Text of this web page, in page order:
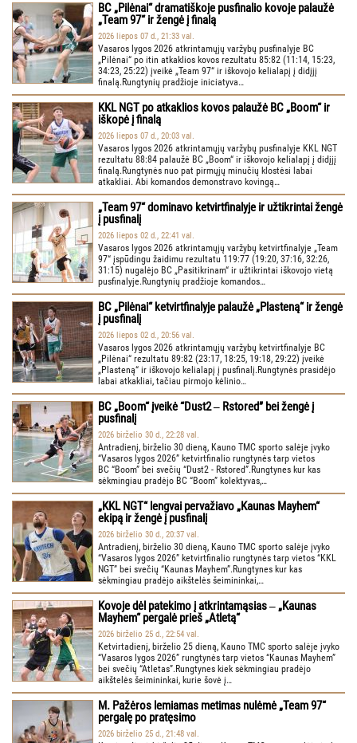
BC „Pilėnai“ dramatiškoje pusfinalio kovoje palaužė
„Team 97“ ir žengė į finalą
2026 liepos 07 d., 21:33 val.
Vasaros lygos 2026 atkrintamųjų varžybų pusfinalyje BC
„Pilėnai“ po itin atkaklios kovos rezultatu 85:82 (11:14, 15:23,
34:23, 25:22) įveikė „Team 97“ ir iškovojo kelialapį į didįjį
finalą.Rungtynių pradžioje iniciatyva…
KKL NGT po atkaklios kovos palaužė BC „Boom“ ir
iškopė į finalą
2026 liepos 07 d., 20:03 val.
Vasaros lygos 2026 atkrintamųjų varžybų pusfinalyje KKL NGT
rezultatu 88:84 palaužė BC „Boom“ ir iškovojo kelialapį į didįjį
finalą.Rungtynės nuo pat pirmųjų minučių klostėsi labai
atkakliai. Abi komandos demonstravo kovingą…
„Team 97“ dominavo ketvirtfinalyje ir užtikrintai žengė
į pusfinalį
2026 liepos 02 d., 22:41 val.
Vasaros lygos 2026 atkrintamųjų varžybų ketvirtfinalyje „Team
97“ įspūdingu žaidimu rezultatu 119:77 (19:20, 37:16, 32:26,
31:15) nugalėjo BC „Pasitikrinam“ ir užtikrintai iškovojo vietą
pusfinalyje.Rungtynių pradžioje komandos…
BC „Pilėnai“ ketvirtfinalyje palaužė „Plasteną“ ir žengė
į pusfinalį
2026 liepos 02 d., 20:56 val.
Vasaros lygos 2026 atkrintamųjų varžybų ketvirtfinalyje BC
„Pilėnai“ rezultatu 89:82 (23:17, 18:25, 19:18, 29:22) įveikė
„Plasteną“ ir iškovojo kelialapį į pusfinalį.Rungtynės prasidėjo
labai atkakliai, tačiau pirmojo kėlinio…
BC „Boom“ įveikė “Dust2 ‒ Rstored” bei žengė į
pusfinalį
2026 birželio 30 d., 22:28 val.
Antradienį, birželio 30 dieną, Kauno TMC sporto salėje įvyko
“Vasaros lygos 2026” ketvirtfinalio rungtynės tarp vietos
BC “Boom” bei svečių “Dust2 - Rstored”.Rungtynes kur kas
sėkmingiau pradėjo BC “Boom” kolektyvas,…
„KKL NGT“ lengvai pervažiavo „Kaunas Mayhem“
ekipą ir žengė į pusfinalį
2026 birželio 30 d., 20:37 val.
Antradienį, birželio 30 dieną, Kauno TMC sporto salėje įvyko
“Vasaros lygos 2026” ketvirtfinalio rungtynės tarp vietos “KKL
NGT” bei svečių “Kaunas Mayhem”.Rungtynes kur kas
sėkmingiau pradėjo aikštelės šeimininkai,…
Kovoje dėl patekimo į atkrintamąsias ‒ „Kaunas
Mayhem“ pergalė prieš „Atletą“
2026 birželio 25 d., 22:54 val.
Ketvirtadienį, birželio 25 dieną, Kauno TMC sporto salėje įvyko
“Vasaros lygos 2026” rungtynės tarp vietos “Kaunas Mayhem”
bei svečių “Atletas”.Rungtynes kiek sėkmingiau pradėjo
aikštelės šeimininkai, kurie šovė į…
M. Pažėros lemiamas metimas nulėmė „Team 97“
pergalę po pratęsimo
2026 birželio 25 d., 21:48 val.